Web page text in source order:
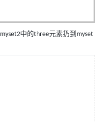
myset2中的three元素扔到 myset